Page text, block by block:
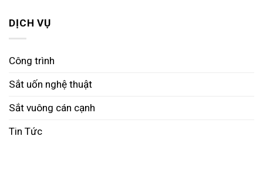
DỊCH VỤ
Công trình
Sắt uốn nghệ thuật
Sắt vuông cán cạnh
Tin Tức